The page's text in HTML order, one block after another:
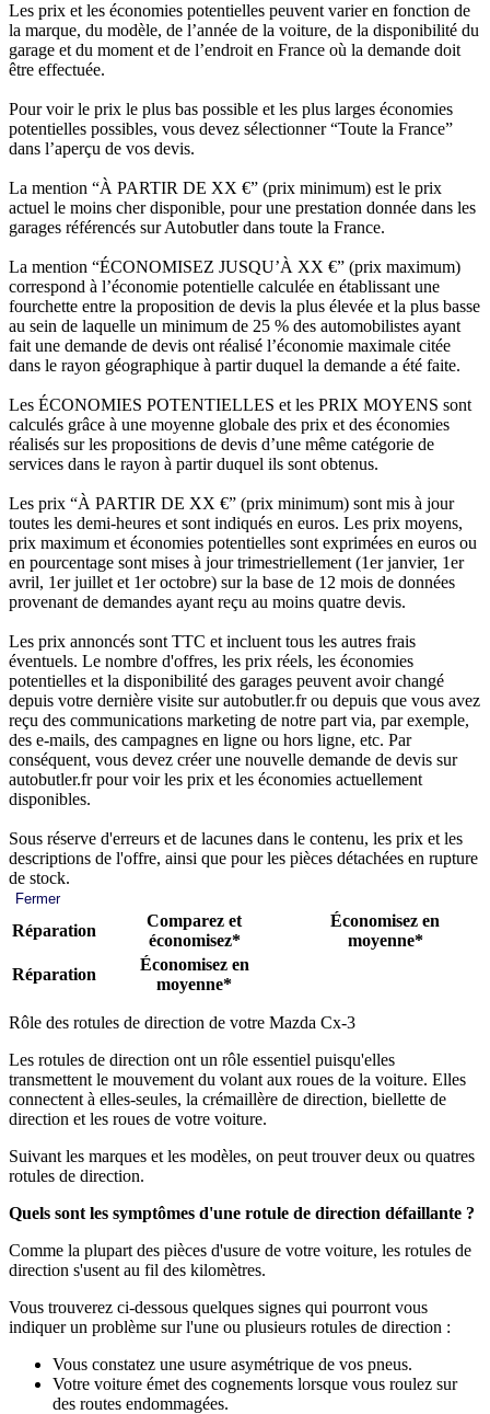
Les prix et les économies potentielles peuvent varier en fonction de
la marque, du modèle, de l’année de la voiture, de la disponibilité du
garage et du moment et de l’endroit en France où la demande doit
être effectuée.
Pour voir le prix le plus bas possible et les plus larges économies
potentielles possibles, vous devez sélectionner “Toute la France”
dans l’aperçu de vos devis.
La mention “À PARTIR DE XX €” (prix minimum) est le prix
actuel le moins cher disponible, pour une prestation donnée dans les
garages référencés sur Autobutler dans toute la France.
La mention “ÉCONOMISEZ JUSQU’À XX €” (prix maximum)
correspond à l’économie potentielle calculée en établissant une
fourchette entre la proposition de devis la plus élevée et la plus basse
au sein de laquelle un minimum de 25 % des automobilistes ayant
fait une demande de devis ont réalisé l’économie maximale citée
dans le rayon géographique à partir duquel la demande a été faite.
Les ÉCONOMIES POTENTIELLES et les PRIX MOYENS sont
calculés grâce à une moyenne globale des prix et des économies
réalisés sur les propositions de devis d’une même catégorie de
services dans le rayon à partir duquel ils sont obtenus.
Les prix “À PARTIR DE XX €” (prix minimum) sont mis à jour
toutes les demi-heures et sont indiqués en euros. Les prix moyens,
prix maximum et économies potentielles sont exprimées en euros ou
en pourcentage sont mises à jour trimestriellement (1er janvier, 1er
avril, 1er juillet et 1er octobre) sur la base de 12 mois de données
provenant de demandes ayant reçu au moins quatre devis.
Les prix annoncés sont TTC et incluent tous les autres frais
éventuels. Le nombre d'offres, les prix réels, les économies
potentielles et la disponibilité des garages peuvent avoir changé
depuis votre dernière visite sur autobutler.fr ou depuis que vous avez
reçu des communications marketing de notre part via, par exemple,
des e-mails, des campagnes en ligne ou hors ligne, etc. Par
conséquent, vous devez créer une nouvelle demande de devis sur
autobutler.fr pour voir les prix et les économies actuellement
disponibles.
Sous réserve d'erreurs et de lacunes dans le contenu, les prix et les
descriptions de l'offre, ainsi que pour les pièces détachées en rupture
de stock.
Fermer
Réparation
Comparez et
économisez*
Économisez en
moyenne*
Réparation
Économisez en
moyenne*
Rôle des rotules de direction de votre Mazda Cx-3
Les rotules de direction ont un rôle essentiel puisqu'elles
transmettent le mouvement du volant aux roues de la voiture. Elles
connectent à elles-seules, la crémaillère de direction, biellette de
direction et les roues de votre voiture.
Suivant les marques et les modèles, on peut trouver deux ou quatres
rotules de direction.
Quels sont les symptômes d'une rotule de direction défaillante ?
Comme la plupart des pièces d'usure de votre voiture, les rotules de
direction s'usent au fil des kilomètres.
Vous trouverez ci-dessous quelques signes qui pourront vous
indiquer un problème sur l'une ou plusieurs rotules de direction :
Vous constatez une usure asymétrique de vos pneus.
Votre voiture émet des cognements lorsque vous roulez sur
des routes endommagées.